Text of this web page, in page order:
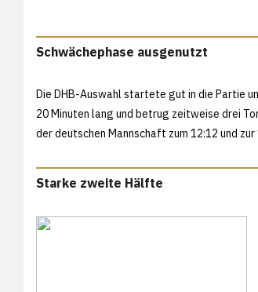
Schwächephase ausgenutzt
Die DHB-Auswahl startete gut in die Partie
20 Minuten lang und betrug zeitweise drei
der deutschen Mannschaft zum 12:12 und
Starke zweite Hälfte